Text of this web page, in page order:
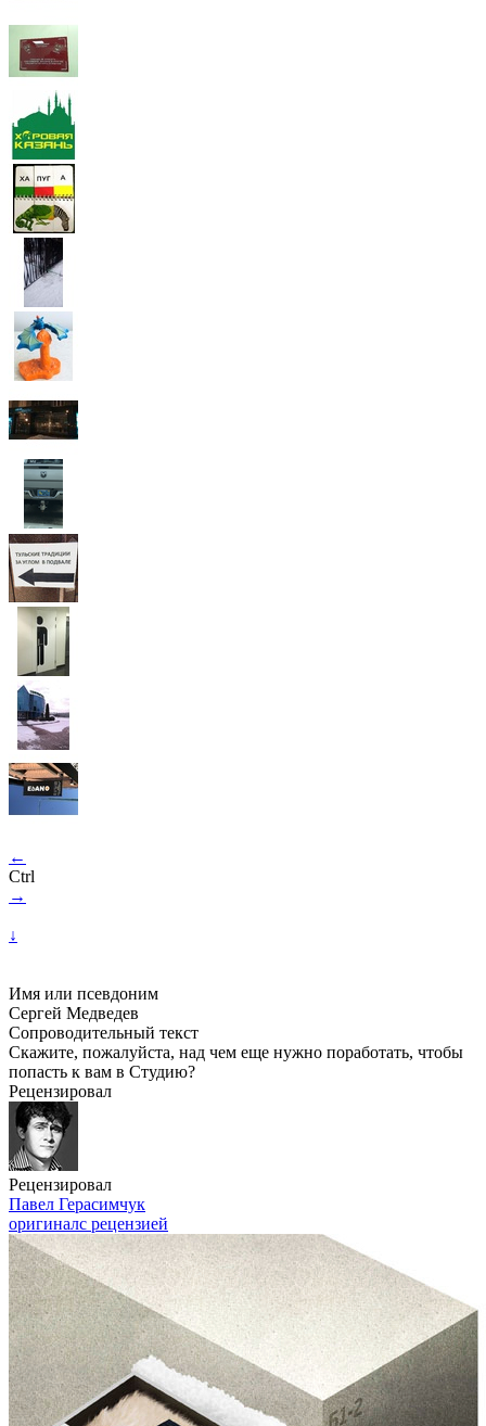
←
Ctrl
→
↓
Имя или псевдоним
Сергей Медведев
Сопроводительный текст
Скажите, пожалуйста, над чем еще нужно поработать, чтобы
попасть к вам в Студию?
Рецензировал
Рецензировал
Павел Герасимчук
оригиналс рецензией